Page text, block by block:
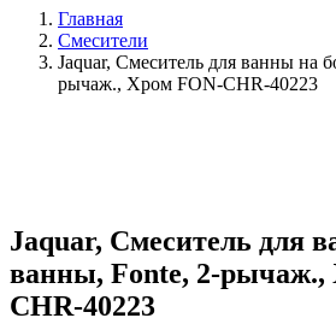
Главная
Смесители
Jaquar, Смеситель для ванны на
рычаж., Хром FON-CHR-40223
Jaquar, Смеситель для
ванны, Fonte, 2-рычаж.,
CHR-40223